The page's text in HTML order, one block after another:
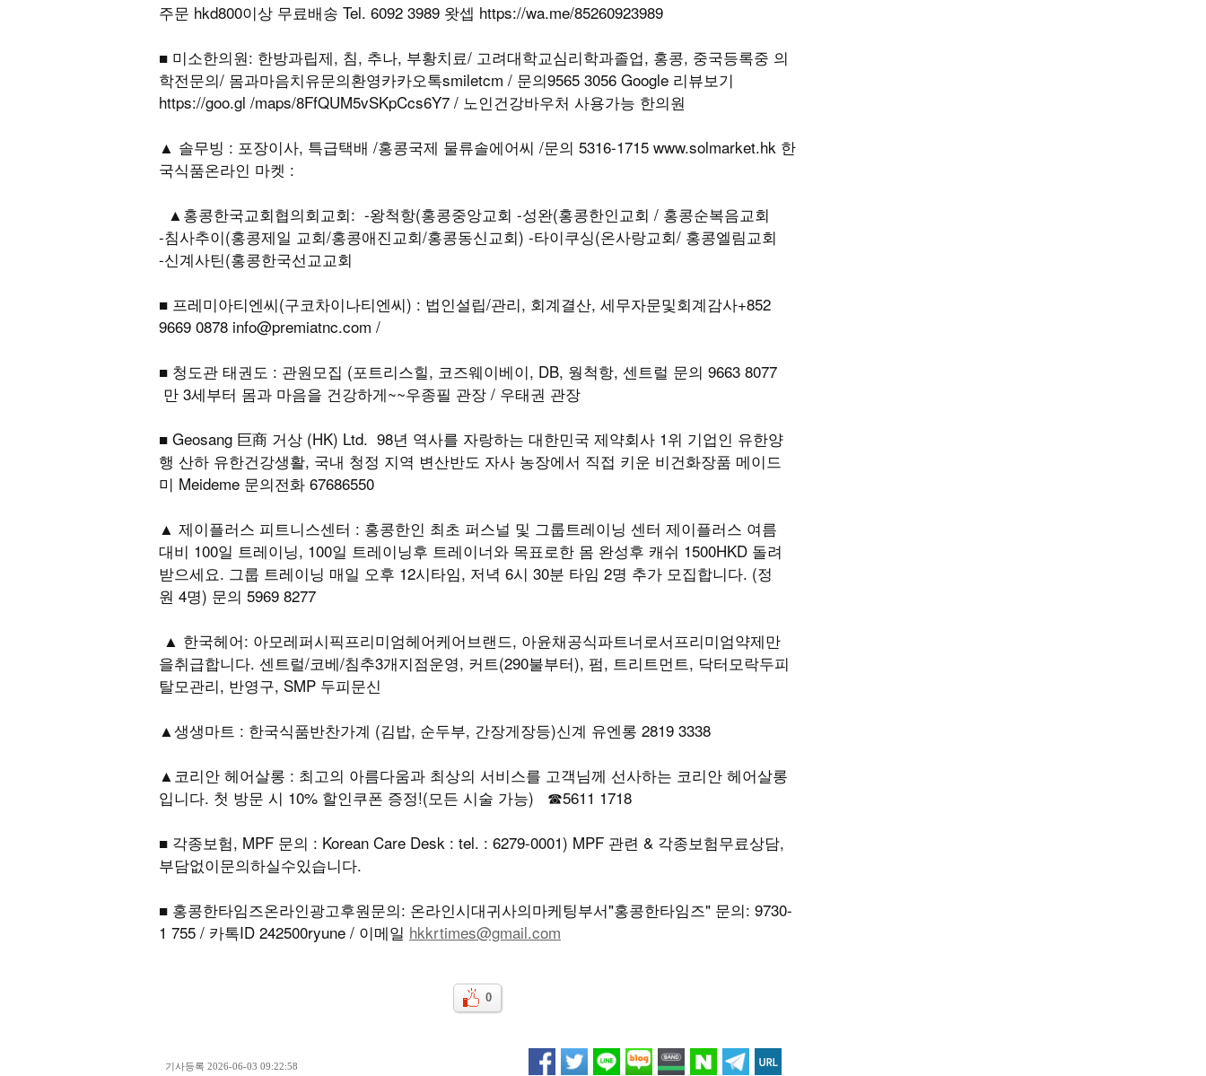
주문 hkd800이상 무료배송 Tel. 6092 3989 왓셉 https://wa.me/85260923989
■ 미소한의원: 한방과립제, 침, 추나, 부황치료/ 고려대학교심리학과졸업, 홍콩, 중국등록중 의
학전문의/ 몸과마음치유문의환영카카오톡smiletcm / 문의9565 3056 Google 리뷰보기
https://goo.gl /maps/8FfQUM5vSKpCcs6Y7 / 노인건강바우처 사용가능 한의원
▲ 솔무빙 : 포장이사, 특급택배 /홍콩국제 물류솔에어씨 /문의 5316-1715 www.solmarket.hk 한
국식품온라인 마켓 :
▲홍콩한국교회협의회교회: -왕척항(홍콩중앙교회 -성완(홍콩한인교회 / 홍콩순복음교회
-침사추이(홍콩제일 교회/홍콩애진교회/홍콩동신교회) -타이쿠싱(온사랑교회/ 홍콩엘림교회
-신계사틴(홍콩한국선교교회
■ 프레미아티엔씨(구코차이나티엔씨) : 법인설립/관리, 회계결산, 세무자문및회계감사+852
9669 0878 info@premiatnc.com /
■ 청도관 태권도 : 관원모집 (포트리스힐, 코즈웨이베이, DB, 웡척항, 센트럴 문의 9663 8077
만 3세부터 몸과 마음을 건강하게~~우종필 관장 / 우태권 관장
■ Geosang 巨商 거상 (HK) Ltd. 98년 역사를 자랑하는 대한민국 제약회사 1위 기업인 유한양
행 산하 유한건강생활, 국내 청정 지역 변산반도 자사 농장에서 직접 키운 비건화장품 메이드
미 Meideme 문의전화 67686550
▲ 제이플러스 피트니스센터 : 홍콩한인 최초 퍼스널 및 그룹트레이닝 센터 제이플러스 여름
대비 100일 트레이닝, 100일 트레이닝후 트레이너와 목표로한 몸 완성후 캐쉬 1500HKD 돌려
받으세요. 그룹 트레이닝 매일 오후 12시타임, 저녁 6시 30분 타임 2명 추가 모집합니다. (정
원 4명) 문의 5969 8277
▲ 한국헤어: 아모레퍼시픽프리미엄헤어케어브랜드, 아윤채공식파트너로서프리미엄약제만
을취급합니다. 센트럴/코베/침추3개지점운영, 커트(290불부터), 펌, 트리트먼트, 닥터모락두피
탈모관리, 반영구, SMP 두피문신
▲생생마트 : 한국식품반찬가계 (김밥, 순두부, 간장게장등)신계 유엔롱 2819 3338
▲코리안 헤어살롱 : 최고의 아름다움과 최상의 서비스를 고객님께 선사하는 코리안 헤어살롱
입니다. 첫 방문 시 10% 할인쿠폰 증정!(모든 시술 가능) ☎5611 1718
■ 각종보험, MPF 문의 : Korean Care Desk : tel. : 6279-0001) MPF 관련 & 각종보험무료상담,
부담없이문의하실수있습니다.
■ 홍콩한타임즈온라인광고후원문의: 온라인시대귀사의마케팅부서"홍콩한타임즈" 문의: 9730-
1 755 / 카톡ID 242500ryune / 이메일 hkkrtimes@gmail.com
0
기사등록 2026-06-03 09:22:58